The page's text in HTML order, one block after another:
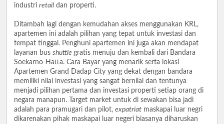
industri retail dan properti.
Ditambah lagi dengan kemudahan akses menggunakan KRL,
apartemen ini adalah pilihan yang tepat untuk investasi dan
tempat tinggal. Penghuni apartemen ini juga akan mendapat
layanan bus shuttle gratis menuju dan kembali dari Bandara
Soekarno-Hatta. Cara Bayar yang menarik serta lokasi
Apartemen Grand Dadap City yang dekat dengan bandara
memiliki nilai investasi yang sangat bernilai dan tentunya
menjadi pilihan pertama dan investasi properti setiap orang di
negara manapun. Target market untuk di sewakan bisa jadi
adalah para pramugari dan pilot, expatriat maskapai luar negri
dikarenakan pihak maskapai luar negeri biasanya diharuskan